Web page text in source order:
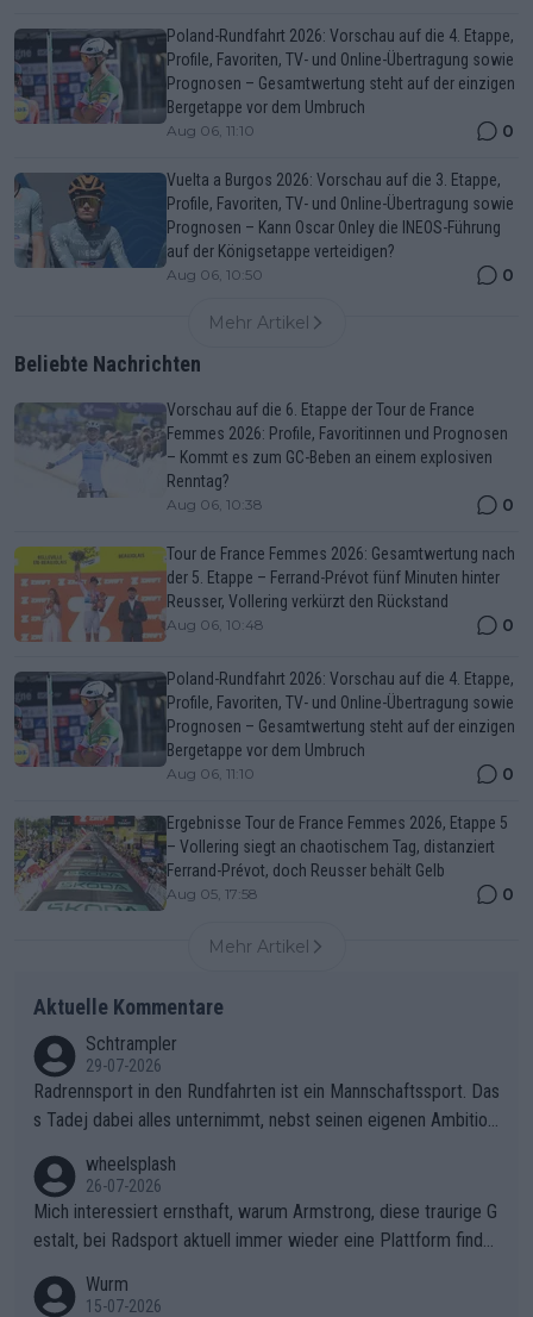
Poland-Rundfahrt 2026: Vorschau auf die 4. Etappe,
Profile, Favoriten, TV- und Online-Übertragung sowie
Prognosen – Gesamtwertung steht auf der einzigen
Bergetappe vor dem Umbruch
Aug 06, 11:10 0
Vuelta a Burgos 2026: Vorschau auf die 3. Etappe,
Profile, Favoriten, TV- und Online-Übertragung sowie
Prognosen – Kann Oscar Onley die INEOS-Führung
auf der Königsetappe verteidigen?
Aug 06, 10:50 0
Mehr Artikel
Beliebte Nachrichten
Vorschau auf die 6. Etappe der Tour de France
Femmes 2026: Profile, Favoritinnen und Prognosen
– Kommt es zum GC-Beben an einem explosiven
Renntag?
Aug 06, 10:38 0
Tour de France Femmes 2026: Gesamtwertung nach
der 5. Etappe – Ferrand-Prévot fünf Minuten hinter
Reusser, Vollering verkürzt den Rückstand
Aug 06, 10:48 0
Poland-Rundfahrt 2026: Vorschau auf die 4. Etappe,
Profile, Favoriten, TV- und Online-Übertragung sowie
Prognosen – Gesamtwertung steht auf der einzigen
Bergetappe vor dem Umbruch
Aug 06, 11:10 0
Ergebnisse Tour de France Femmes 2026, Etappe 5
– Vollering siegt an chaotischem Tag, distanziert
Ferrand-Prévot, doch Reusser behält Gelb
Aug 05, 17:58 0
Mehr Artikel
Aktuelle Kommentare
Schtrampler
29-07-2026
Radrennsport in den Rundfahrten ist ein Mannschaftssport. Das
s Tadej dabei alles unternimmt, nebst seinen eigenen Ambition
ganze Team auch mental stark zu machen und konkret am Erf
olg teilzuhaben, ist ihm ganz hoch anzurechnen. Das ist ein Zei
chen weit über den Radsport hinaus.
wheelsplash
26-07-2026
Mich interessiert ernsthaft, warum Armstrong, diese traurige G
estalt, bei Radsport aktuell immer wieder eine Plattform finde
Wurm
15-07-2026